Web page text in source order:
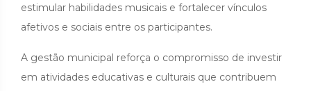
estimular habilidades musicais e fortalecer vínculos
afetivos e sociais entre os participantes.
A gestão municipal reforça o compromisso de investir
em atividades educativas e culturais que contribuem